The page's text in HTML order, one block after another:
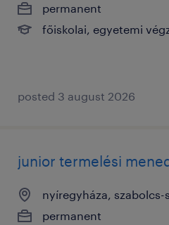
permanent
főiskolai, egyetemi
posted 3 august 2026
junior termelési
nyíregyháza, szabolcs-
permanent